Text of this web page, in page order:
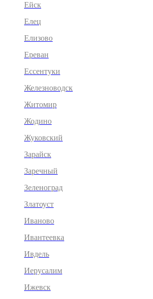
Ейск
Елец
Елизово
Ереван
Ессентуки
Железноводск
Житомир
Жодино
Жуковский
Зарайск
Заречный
Зеленоград
Златоуст
Иваново
Ивантеевка
Ивдель
Иерусалим
Ижевск